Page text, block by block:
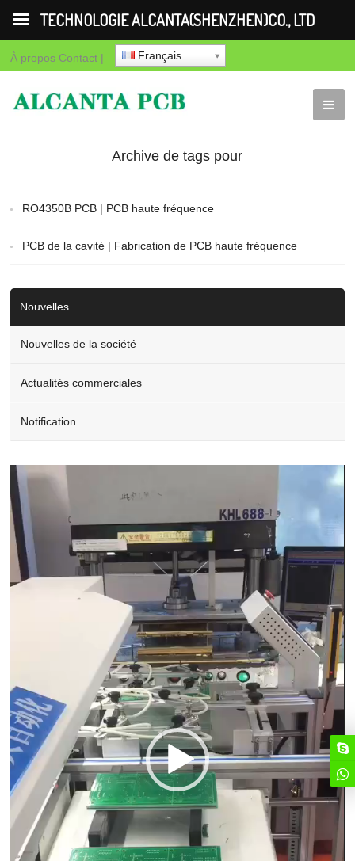
À propos Contact | Français
Archive de tags pour
RO4350B PCB | PCB haute fréquence
PCB de la cavité | Fabrication de PCB haute fréquence
Nouvelles
Nouvelles de la société
Actualités commerciales
Notification
Video
Player
TECHNOLOGIE ALCANTA(SHENZHEN)CO., LTD